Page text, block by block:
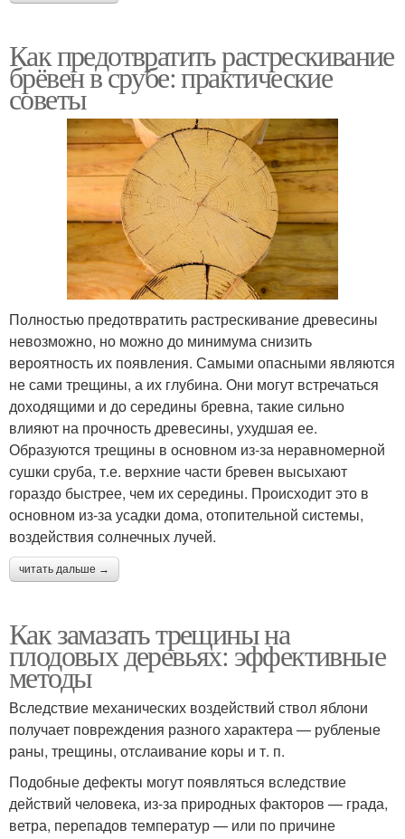
Как предотвратить растрескивание
брёвен в срубе: практические
советы
Полностью предотвратить растрескивание древесины
невозможно, но можно до минимума снизить
вероятность их появления. Самыми опасными являются
не сами трещины, а их глубина. Они могут встречаться
доходящими и до середины бревна, такие сильно
влияют на прочность древесины, ухудшая ее.
Образуются трещины в основном из-за неравномерной
сушки сруба, т.е. верхние части бревен высыхают
гораздо быстрее, чем их середины. Происходит это в
основном из-за усадки дома, отопительной системы,
воздействия солнечных лучей.
читать дальше →
Как замазать трещины на
плодовых деревьях: эффективные
методы
Вследствие механических воздействий ствол яблони
получает повреждения разного характера — рубленые
раны, трещины, отслаивание коры и т. п.
Подобные дефекты могут появляться вследствие
действий человека, из-за природных факторов — града,
ветра, перепадов температур — или по причине